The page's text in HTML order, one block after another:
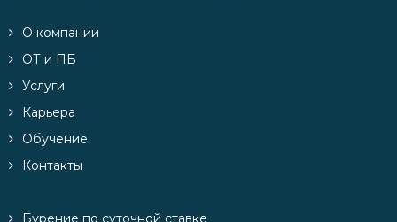
О компании
ОТ и ПБ
Услуги
Карьера
Обучение
Контакты
Бурение по суточной ставке